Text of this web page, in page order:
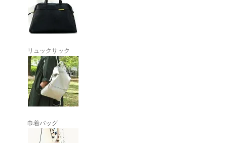
リュックサック
巾着バッグ